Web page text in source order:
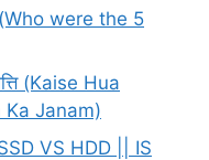
(Who were the 5
(Kaise Hua
Janam)
VS HDD || IS